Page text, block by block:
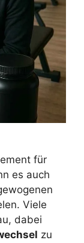
für
es auch
Viele
dabei
zu